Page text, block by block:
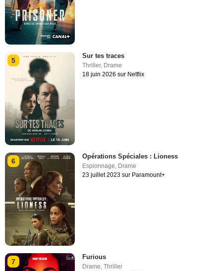
5
Sur tes traces
Thriller, Drame
18 juin 2026 sur Netflix
6
Opérations Spéciales : Lioness
Espionnage, Drame
23 juillet 2023 sur Paramount+
7
Furious
Drame,Thriller